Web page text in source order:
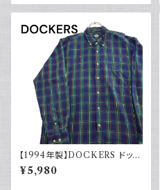
【1994年製】DOCKERS ドッカ
ーズ チェックシャツ ボタンダウ
ン 古着 アメカジ リーバイス 長
¥5,980